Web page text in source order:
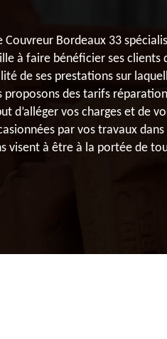
Couvreur Bordeaux 33
à faire bénéficier ses clients
de ses prestations sur
proposons des tarifs
d’alléger vos charges et de
par vos travaux
visent à être à la portée de